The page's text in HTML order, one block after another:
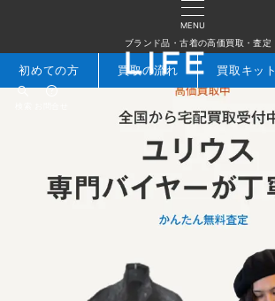
MENU
ブランド品・古着の高価買取・査定
初めての方 買取の流れ 買取キット